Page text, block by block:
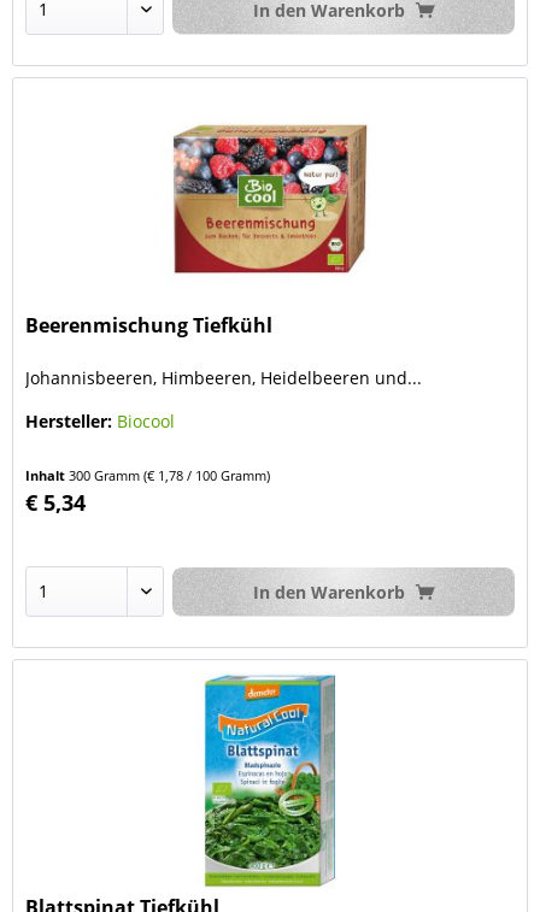
In den Warenkorb
Beerenmischung Tiefkühl
Johannisbeeren, Himbeeren, Heidelbeeren und...
Hersteller: Biocool
Inhalt300 Gramm(€ 1,78 / 100 Gramm)
€ 5,34
In den Warenkorb